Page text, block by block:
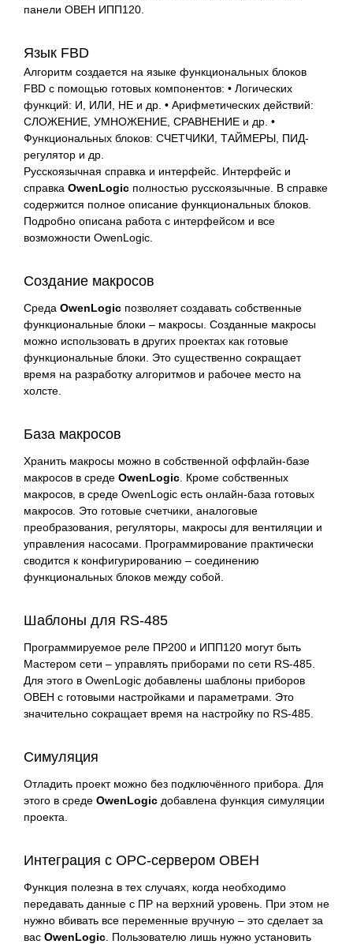
панели ОВЕН ИПП120.
Язык FBD
Алгоритм создается на языке функциональных блоков
FBD с помощью готовых компонентов: • Логических
функций: И, ИЛИ, НЕ и др. • Арифметических действий:
СЛОЖЕНИЕ, УМНОЖЕНИЕ, СРАВНЕНИЕ и др. •
Функциональных блоков: СЧЕТЧИКИ, ТАЙМЕРЫ, ПИД-
регулятор и др.
Русскоязычная справка и интерфейс. Интерфейс и
справка OwenLogic полностью русскоязычные. В справке
содержится полное описание функциональных блоков.
Подробно описана работа с интерфейсом и все
возможности OwenLogic.
Создание макросов
Среда OwenLogic позволяет создавать собственные
функциональные блоки – макросы. Созданные макросы
можно использовать в других проектах как готовые
функциональные блоки. Это существенно сокращает
время на разработку алгоритмов и рабочее место на
холсте.
База макросов
Хранить макросы можно в собственной оффлайн-базе
макросов в среде OwenLogic . Кроме собственных
макросов, в среде OwenLogic есть онлайн-база готовых
макросов. Это готовые счетчики, аналоговые
преобразования, регуляторы, макросы для вентиляции и
управления насосами. Программирование практически
сводится к конфигурированию – соединению
функциональных блоков между собой.
Шаблоны для RS-485
Программируемое реле ПР200 и ИПП120 могут быть
Мастером сети – управлять приборами по сети RS-485.
Для этого в OwenLogic добавлены шаблоны приборов
ОВЕН с готовыми настройками и параметрами. Это
значительно сокращает время на настройку по RS-485.
Симуляция
Отладить проект можно без подключённого прибора. Для
этого в среде OwenLogic добавлена функция симуляции
проекта.
Интеграция с ОРС-сервером ОВЕН
Функция полезна в тех случаях, когда необходимо
передавать данные с ПР на верхний уровень. При этом не
нужно вбивать все переменные вручную – это сделает за
вас OwenLogic . Пользователю лишь нужно установить